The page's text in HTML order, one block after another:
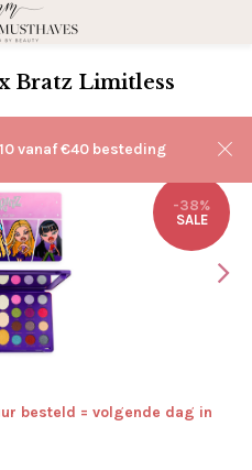
vanaf €40 besteding
Bratz Limitless
-38%
SALE
besteld = volgende dag in